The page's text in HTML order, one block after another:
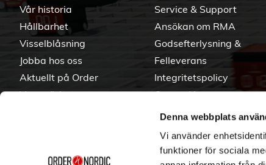
Denna webbplats
Vi använder
funktioner för sociala
Vår historia
Hållbarhet
Visselblåsning
Jobba hos oss
Aktuellt på Order
Varumärken
Service & Support
Ansökan om RMA
Godsefterlysning &
Felleverans
Integritetspolicy
Om cookies